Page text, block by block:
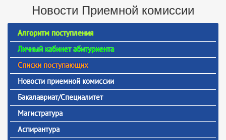
Новости Приемной комиссии
Алгоритм поступления
Личный кабинет абитуриента
Списки поступающих
Новости приемной комиссии
Бакалавриат/Специалитет
Магистратура
Аспирантура